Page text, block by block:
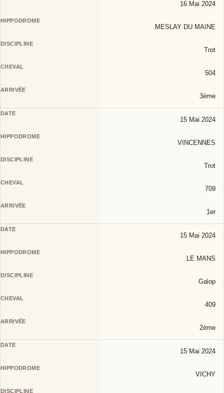
16 Mai 2024
MESLAY DU MAINE
Trot
504
3éme
15 Mai 2024
VINCENNES
Trot
709
1er
15 Mai 2024
LE MANS
Galop
409
2éme
15 Mai 2024
VICHY